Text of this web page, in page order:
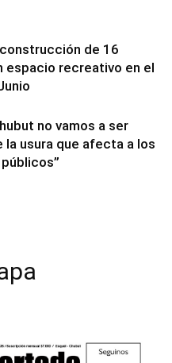
de 16
espacio recreativo en el
no vamos a ser
la usura que afecta a los